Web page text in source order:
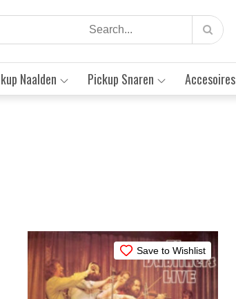
Naalden Pickup Snaren Accesoires
Save to Wishlist